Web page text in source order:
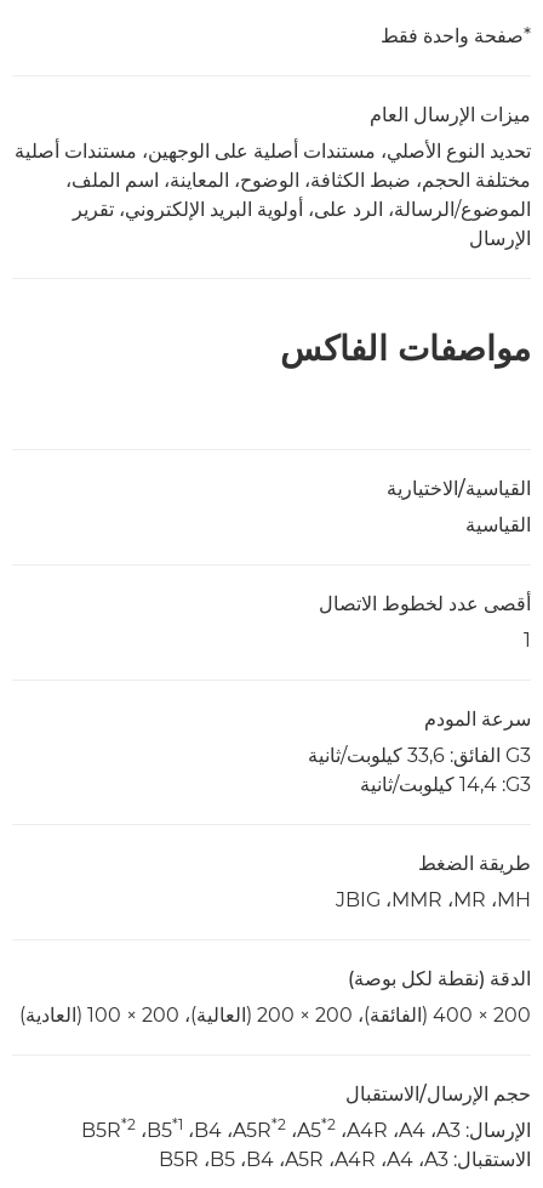
*صفحة واحدة فقط
ميزات الإرسال العام
تحديد النوع الأصلي، مستندات أصلية على الوجهين، مستندات أصلية
مختلفة الحجم، ضبط الكثافة، الوضوح، المعاينة، اسم الملف،
الموضوع/الرسالة، الرد على، أولوية البريد الإلكتروني، تقرير
الإرسال
مواصفات الفاكس
القياسية/الاختيارية
القياسية
أقصى عدد لخطوط الاتصال
1
سرعة المودم
G3 الفائق: 33,6 كيلوبت/ثانية
G3‏: 14,4 كيلوبت/ثانية
طريقة الضغط
MH‏، MR‏، MMR‏، JBIG
الدقة (نقطة لكل بوصة)
200 × 400 (الفائقة)، 200 × 200 (العالية)، 200 × 100 (العادية)
حجم الإرسال/الاستقبال
الإرسال: A3‏، A4‏، A4R‏، A5
*2
*2
*1
*2
الاستقبال: A3‏، A4‏، A4R‏، A5R‏، B4‏، B5‏، B5R